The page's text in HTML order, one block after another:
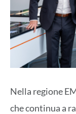
Nella regione
che continua a